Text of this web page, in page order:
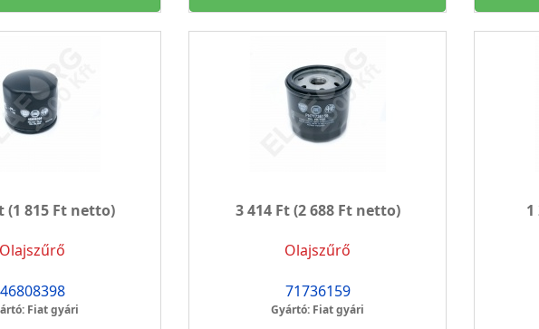
(1 815 Ft netto)
Olajszűrő
46808398
Fiat gyári
3 414 Ft(2 688 Ft netto)
Olajszűrő
71736159
Gyártó: Fiat gyári
1